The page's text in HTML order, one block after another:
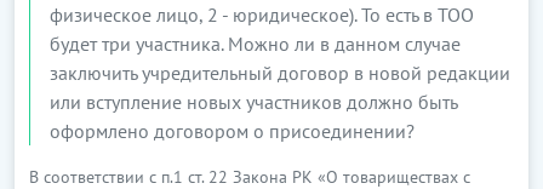
физическое лицо, 2 - юридическое). То есть в ТОО
будет три участника. Можно ли в данном случае
заключить учредительный договор в новой редакции
или вступление новых участников должно быть
оформлено договором о присоединении?
В соответствии с п.1 ст. 22 Закона РК «О товариществах с